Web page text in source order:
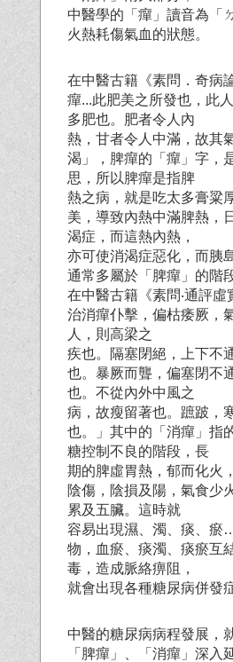
中醫學的「癉」讀音為「
火熱耗傷氣血的狀態。
在中醫古籍《素問．奇病
癉...此肥美之所發也，此
多肥也。肥者令人內
熱，甘者令人中滿，故其
渴」，脾癉的「癉」字，
思，所以脾癉是指脾
熱之病，就是吃太多膏粱
美，導致內熱中滿脾熱，
渴症，而這熱內熱，
亦可使消渴症惡化，而胰
通常多屬於「脾癉」的階段
在中醫古籍《素問‧通評虛
治消癉仆擊，偏枯痿厥，
人，則高梁之
疾也。隔塞閉絕，上下不
也。暴厥而聾，偏塞閉不
也。不從內外中風之
病，故瘦留著也。蹠跛，
也。」其中的「消癉」指
糖控制不良的階段，長
期的脾虛胃熱，郁而化火
陰傷，陰損及陽，氣食少
累及五臟。這時就
容易出現濕、濁、痰、瘀
物，血瘀、痰濁、痰瘀互
毒，造成脈絡痹阻，
就會出現各種糖尿病併發症
中醫的糖尿病病程發展，
「脾癉」、「消癉」深入